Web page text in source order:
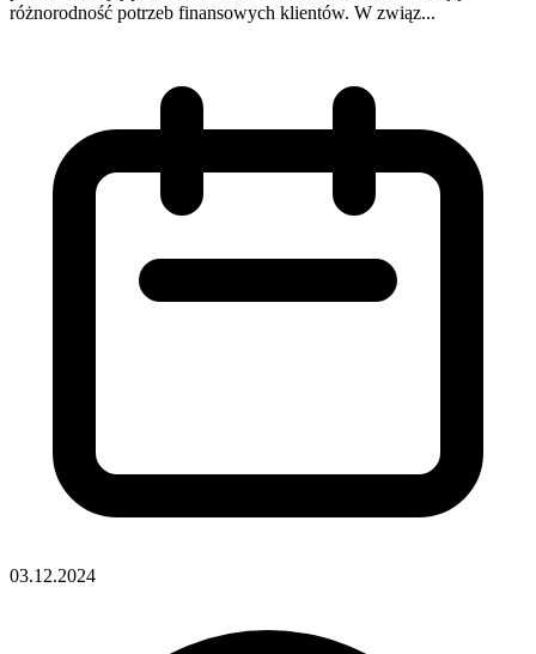
różnorodność potrzeb finansowych klientów. W związ...
03.12.2024